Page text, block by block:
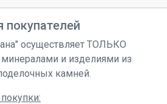
осуществляет ТОЛЬКО
и изделиями из
камней.